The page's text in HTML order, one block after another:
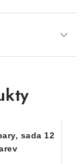
sada 12